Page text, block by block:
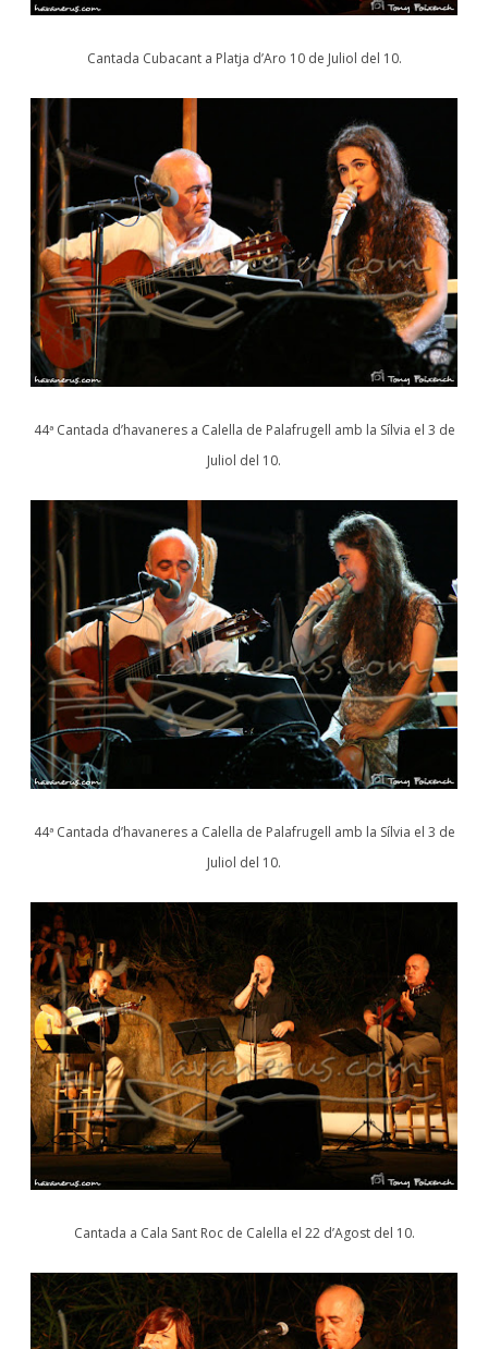
Cantada Cubacant a Platja d’Aro 10 de Juliol del 10.
44ª Cantada d’havaneres a Calella de Palafrugell amb la Sílvia el 3 de
Juliol del 10.
44ª Cantada d’havaneres a Calella de Palafrugell amb la Sílvia el 3 de
Juliol del 10.
Cantada a Cala Sant Roc de Calella el 22 d’Agost del 10.